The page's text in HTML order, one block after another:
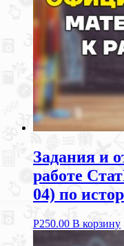
Задания и
работе
04) по
Р250.00 В корзину